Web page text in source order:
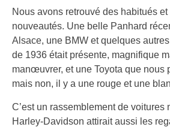
Nous avons retrouvé des habitués
nouveautés. Une belle Panhard
Alsace, une BMW et quelques
de 1936 était présente, magnifique
manœuvrer, et une Toyota que nous
mais non, il y a une rouge et une
C’est un rassemblement de voitures
Harley-Davidson attirait aussi les